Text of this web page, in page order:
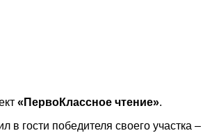
«ПервоКлассное чтение».
в гости победителя своего участка –